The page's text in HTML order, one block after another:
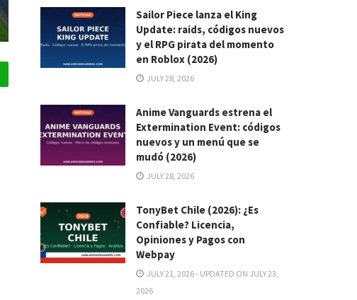
Sailor Piece lanza el King
Update: raids, códigos nuevos
y el RPG pirata del momento
en Roblox (2026)
JULY 28, 2026
Anime Vanguards estrena el
Extermination Event: códigos
nuevos y un menú que se
mudó (2026)
JULY 28, 2026
TonyBet Chile (2026): ¿Es
Confiable? Licencia,
Opiniones y Pagos con
Webpay
JULY 21, 2026 - UPDATED ON JULY 23,
2026